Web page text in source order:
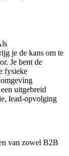
je de kans om te
Je bent de
fysieke
uitgebreid
lead-opvolging
van zowel B2B